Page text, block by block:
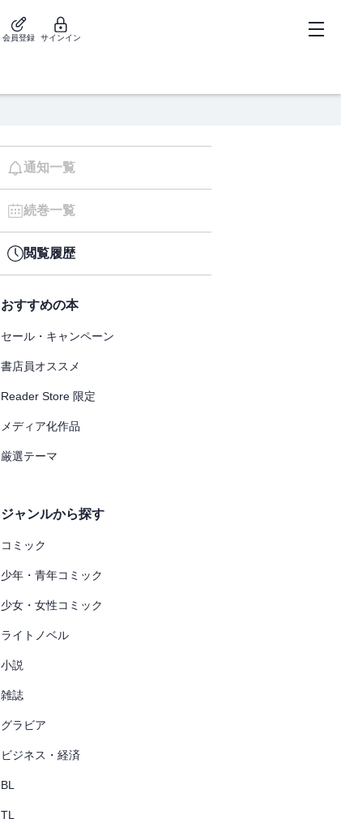
会員登録 サインイン
通知一覧
続巻一覧
閲覧履歴
おすすめの本
セール・キャンペーン
書店員オススメ
Reader Store 限定
メディア化作品
厳選テーマ
ジャンルから探す
コミック
少年・青年コミック
少女・女性コミック
ライトノベル
小説
雑誌
グラビア
ビジネス・経済
BL
TL